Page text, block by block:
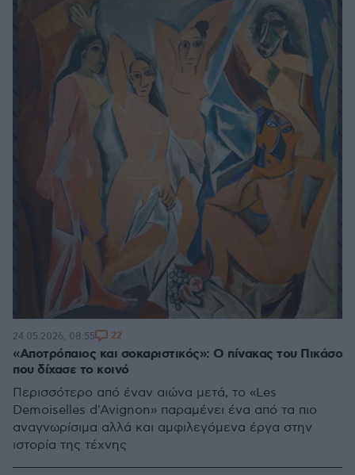
«Αποτρόπαιος και σοκαριστικός»: Ο πίνακας του Πικάσο
που δίχασε το κοινό
Περισσότερο από έναν αιώνα μετά, το «Les
Demoiselles d'Avignon» παραμένει ένα από τα πιο
αναγνωρίσιμα αλλά και αμφιλεγόμενα έργα στην
ιστορία της τέχνης
24.05.2026, 08:55 22